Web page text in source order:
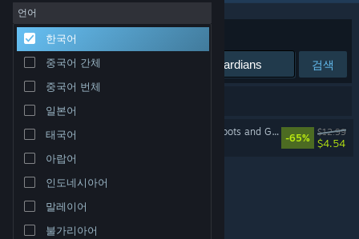
정보
지원
언어 변경
Steam 모바일 앱 다운로드
PC 웹사이트 보기
언어
한국어
중국어 간체
중국어 번체
일본어
태국어
아랍어
인도네시아어
말레이어
불가리아어
정렬 기준 연관성
검색
Stranded: Alien Dawn - Robots and Guardians
-65%
$12.99
$4.54